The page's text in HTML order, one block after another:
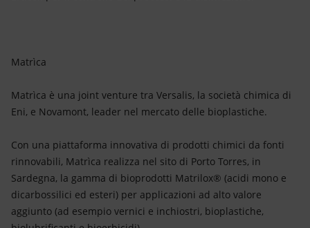
Matrìca
Matrìca è una joint venture tra Versalis, la società chimica di
Eni, e Novamont, leader nel mercato delle bioplastiche.
Con una piattaforma innovativa di prodotti chimici da fonti
rinnovabili, Matrìca realizza nel sito di Porto Torres, in
Sardegna, la gamma di bioprodotti Matrilox® (acidi mono e
dicarbossilici ed esteri) per applicazioni ad alto valore
aggiunto (ad esempio vernici e inchiostri, bioplastiche,